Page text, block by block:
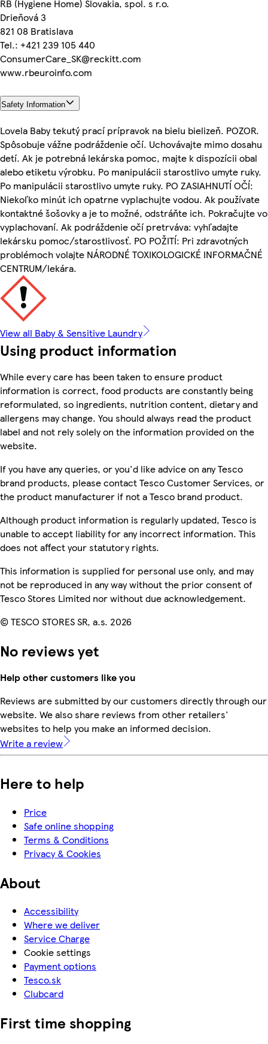
RB (Hygiene Home) Slovakia, spol. s r.o.
Drieňová 3
821 08 Bratislava
Tel.: +421 239 105 440
ConsumerCare_SK@reckitt.com
www.rbeuroinfo.com
Safety Information
Lovela Baby tekutý prací prípravok na bielu bielizeň. POZOR.
Spôsobuje vážne podráždenie očí. Uchovávajte mimo dosahu
detí. Ak je potrebná lekárska pomoc, majte k dispozícii obal
alebo etiketu výrobku. Po manipulácii starostlivo umyte ruky.
Po manipulácii starostlivo umyte ruky. PO ZASIAHNUTÍ OČÍ:
Niekoľko minút ich opatrne vyplachujte vodou. Ak používate
kontaktné šošovky a je to možné, odstráňte ich. Pokračujte vo
vyplachovaní. Ak podráždenie očí pretrváva: vyhľadajte
lekársku pomoc/starostlivosť. PO POŽITÍ: Pri zdravotných
problémoch volajte NÁRODNÉ TOXIKOLOGICKÉ INFORMAČNÉ
CENTRUM/lekára.
View all Baby & Sensitive Laundry
Using product information
While every care has been taken to ensure product
information is correct, food products are constantly being
reformulated, so ingredients, nutrition content, dietary and
allergens may change. You should always read the product
label and not rely solely on the information provided on the
website.
If you have any queries, or you'd like advice on any Tesco
brand products, please contact Tesco Customer Services, or
the product manufacturer if not a Tesco brand product.
Although product information is regularly updated, Tesco is
unable to accept liability for any incorrect information. This
does not affect your statutory rights.
This information is supplied for personal use only, and may
not be reproduced in any way without the prior consent of
Tesco Stores Limited nor without due acknowledgement.
© TESCO STORES SR, a.s. 2026
No reviews yet
Help other customers like you
Reviews are submitted by our customers directly through our
website. We also share reviews from other retailers'
websites to help you make an informed decision.
Write a review
Here to help
Price
Safe online shopping
Terms & Conditions
Privacy & Cookies
About
Accessibility
Where we deliver
Service Charge
Cookie settings
Payment options
Tesco.sk
Clubcard
First time shopping